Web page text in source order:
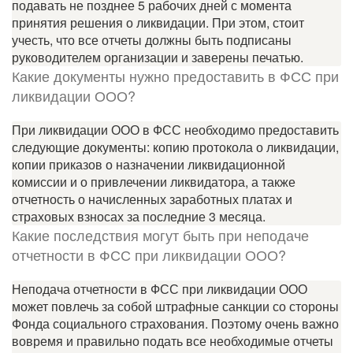
подавать не позднее 5 рабочих дней с момента
принятия решения о ликвидации. При этом, стоит
учесть, что все отчеты должны быть подписаны
руководителем организации и заверены печатью.
Какие документы нужно предоставить в ФСС при
ликвидации ООО?
При ликвидации ООО в ФСС необходимо предоставить
следующие документы: копию протокола о ликвидации,
копии приказов о назначении ликвидационной
комиссии и о привлечении ликвидатора, а также
отчетность о начисленных заработных платах и
страховых взносах за последние 3 месяца.
Какие последствия могут быть при неподаче
отчетности в ФСС при ликвидации ООО?
Неподача отчетности в ФСС при ликвидации ООО
может повлечь за собой штрафные санкции со стороны
Фонда социального страхования. Поэтому очень важно
вовремя и правильно подать все необходимые отчеты